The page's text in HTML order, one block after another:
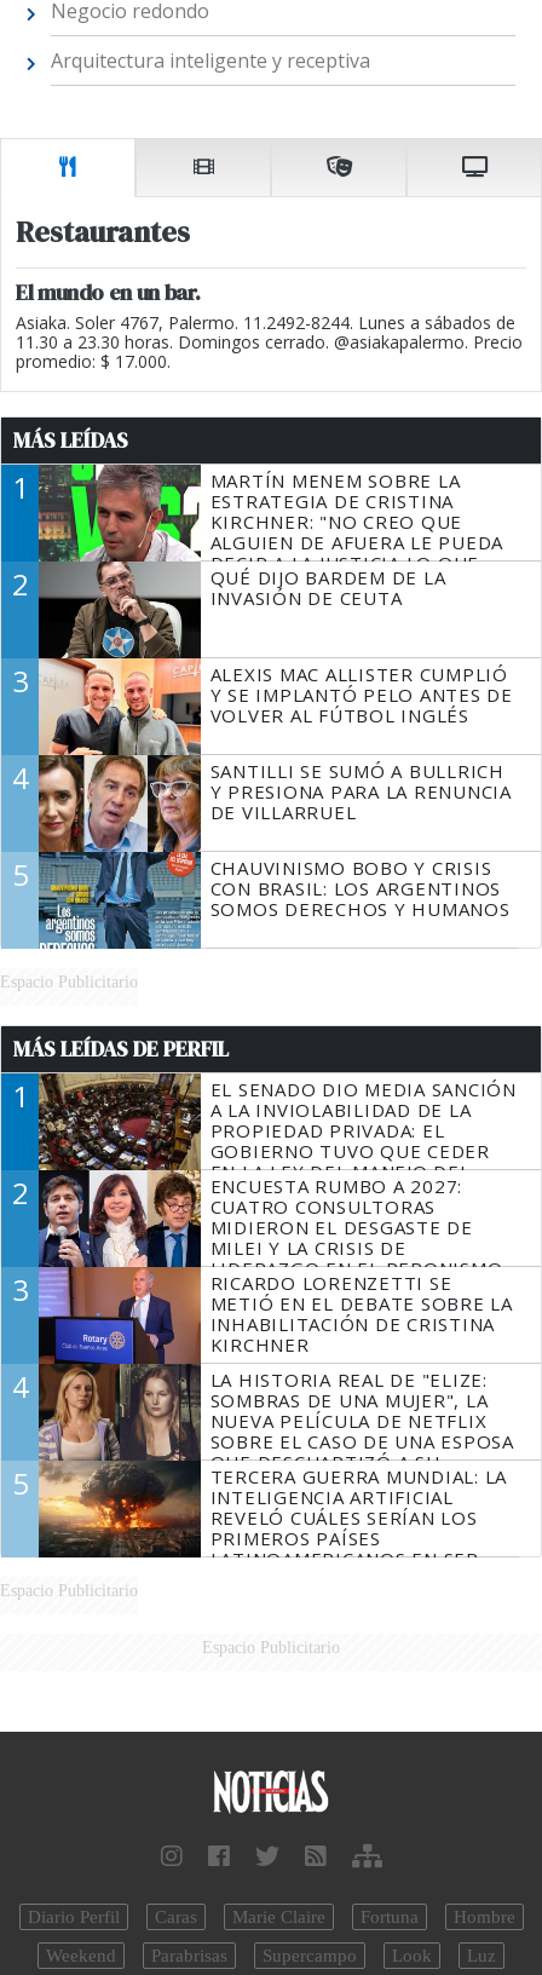
Negocio redondo
Arquitectura inteligente y receptiva
Restaurantes
El mundo en un bar.
Asiaka. Soler 4767, Palermo. 11.2492-8244. Lunes a sábados de
11.30 a 23.30 horas. Domingos cerrado. @asiakapalermo. Precio
promedio: $ 17.000.
MÁS LEÍDAS
1
MARTÍN MENEM SOBRE LA
ESTRATEGIA DE CRISTINA
KIRCHNER: "NO CREO QUE
ALGUIEN DE AFUERA LE PUEDA
DECIR A LA JUSTICIA LO QUE
TIENE QUE HACER"
2
QUÉ DIJO BARDEM DE LA
INVASIÓN DE CEUTA
3
ALEXIS MAC ALLISTER CUMPLIÓ
Y SE IMPLANTÓ PELO ANTES DE
VOLVER AL FÚTBOL INGLÉS
4
SANTILLI SE SUMÓ A BULLRICH
Y PRESIONA PARA LA RENUNCIA
DE VILLARRUEL
5
CHAUVINISMO BOBO Y CRISIS
CON BRASIL: LOS ARGENTINOS
SOMOS DERECHOS Y HUMANOS
Espacio Publicitario
MÁS LEÍDAS DE PERFIL
1
EL SENADO DIO MEDIA SANCIÓN
A LA INVIOLABILIDAD DE LA
PROPIEDAD PRIVADA: EL
GOBIERNO TUVO QUE CEDER
EN LA LEY DEL MANEJO DEL
FUEGO
2
ENCUESTA RUMBO A 2027:
CUATRO CONSULTORAS
MIDIERON EL DESGASTE DE
MILEI Y LA CRISIS DE
LIDERAZGO EN EL PERONISMO
3
RICARDO LORENZETTI SE
METIÓ EN EL DEBATE SOBRE LA
INHABILITACIÓN DE CRISTINA
KIRCHNER
4
LA HISTORIA REAL DE "ELIZE:
SOMBRAS DE UNA MUJER", LA
NUEVA PELÍCULA DE NETFLIX
SOBRE EL CASO DE UNA ESPOSA
QUE DESCUARTIZÓ A SU
MARIDO
5
TERCERA GUERRA MUNDIAL: LA
INTELIGENCIA ARTIFICIAL
REVELÓ CUÁLES SERÍAN LOS
PRIMEROS PAÍSES
LATINOAMERICANOS EN SER
Espacio Publicitario
Espacio Publicitario
Diario Perfil Caras Marie Claire Fortuna
Hombre
Weekend
Parabrisas Supercampo Look Luz